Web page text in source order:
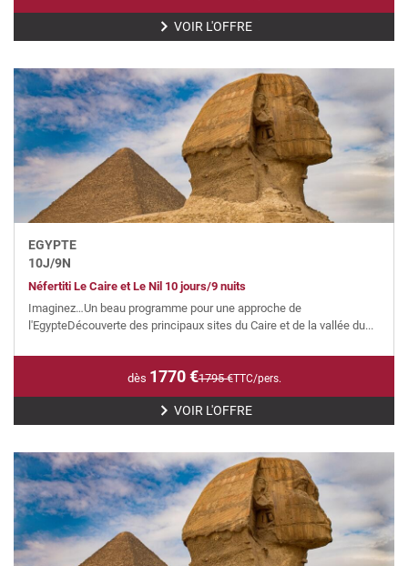
VOIR L'OFFRE
EGYPTE
10J/9N
Néfertiti Le Caire et Le Nil 10 jours/9 nuits
Imaginez…Un beau programme pour une approche de
l'EgypteDécouverte des principaux sites du Caire et de la vallée du...
dès 1770€1795€TTC/pers.
VOIR L'OFFRE